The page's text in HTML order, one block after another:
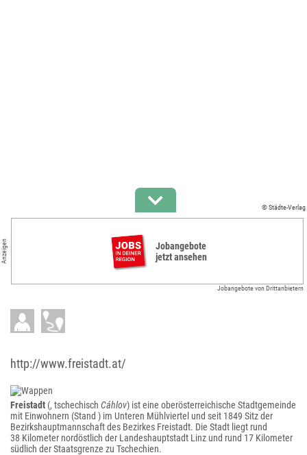
© Städte-Verlag
Anzeigen
Jobangebote
jetzt ansehen
Jobangebote von Drittanbietern
http://www.freistadt.at/
Freistadt (, tschechisch Cáhlov) ist eine oberösterreichische Stadtgemeinde
mit Einwohnern (Stand ) im Unteren Mühlviertel und seit 1849 Sitz der
Bezirkshauptmannschaft des Bezirkes Freistadt. Die Stadt liegt rund
38 Kilometer nordöstlich der Landeshauptstadt Linz und rund 17 Kilometer
südlich der Staatsgrenze zu Tschechien.